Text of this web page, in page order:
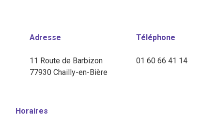
Adresse
11 Route de Barbizon
77930 Chailly-en-Bière
Téléphone
01 60 66 41 14
Horaires